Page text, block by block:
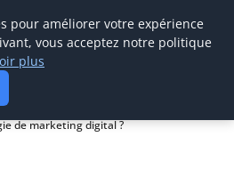
de marketing digital ?
pour améliorer votre expérience
vous acceptez notre politique
plus